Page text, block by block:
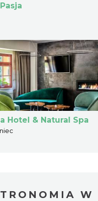
Hotel & Natural Spa
W